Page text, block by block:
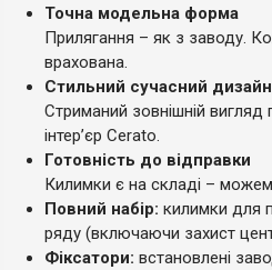
Точна модельна форма
Прилягання – як з заводу.
врахована.
Стильний сучасний дизайн
Стриманий зовнішній
інтер’єр Cerato.
Готовність до відправки
Килимки є на складі –
Повний набір: килимки для
ряду (включаючи захист
Фіксатори: встановлені